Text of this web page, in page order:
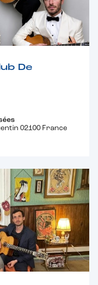
De
02100 France